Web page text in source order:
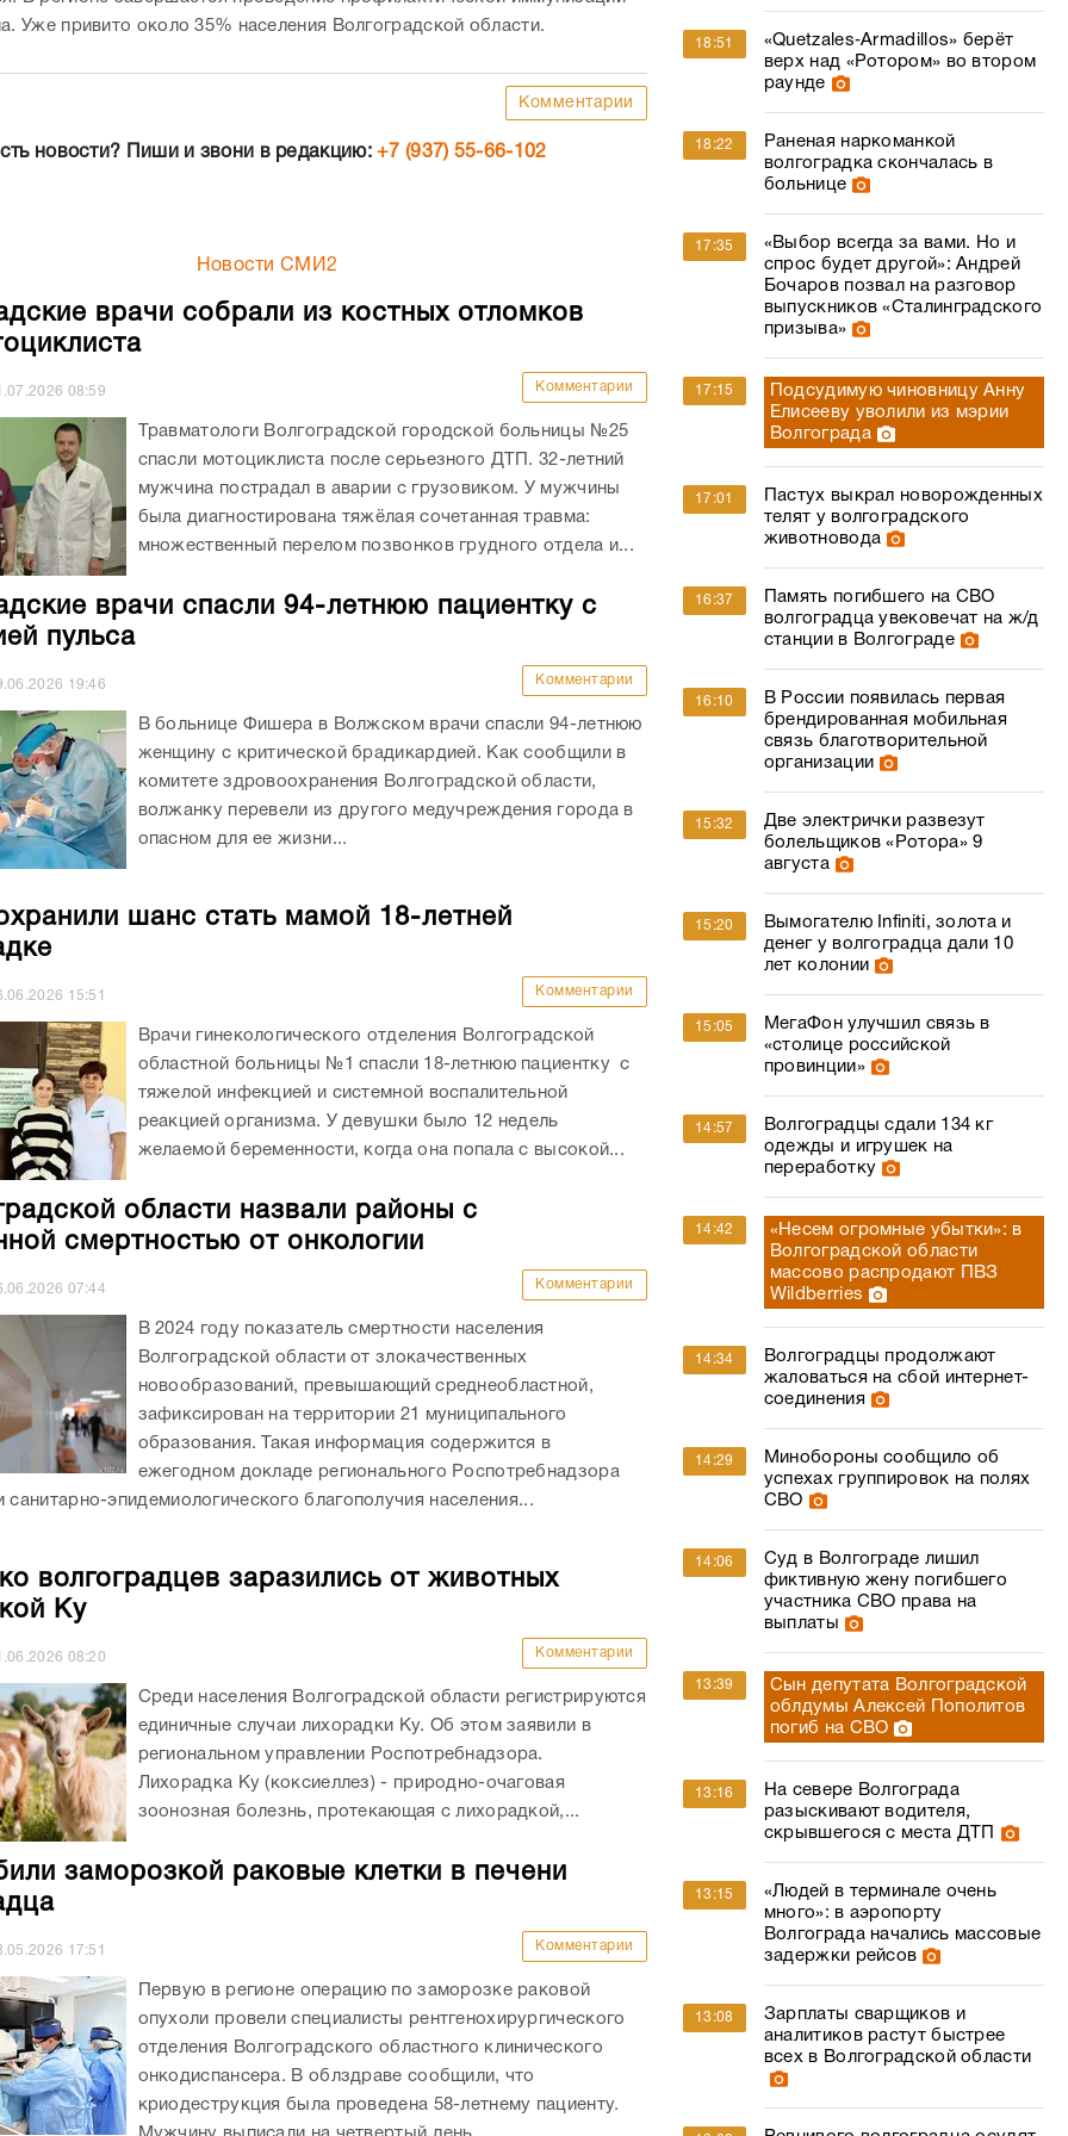
Уже привито около 35% населения Волгоградской области.
Комментарии
новости? Пиши и звони в редакцию:+7 (937) 55-66-102
Новости СМИ2
врачи собрали из костных отломков
08:59 Комментарии
Травматологи Волгоградской городской больницы №25
спасли мотоциклиста после серьезного ДТП. 32-летний
мужчина пострадал в аварии с грузовиком. У мужчины
была диагностирована тяжёлая сочетанная травма:
множественный перелом позвонков грудного отдела и...
врачи спасли 94-летнюю пациентку с
пульса
19:46 Комментарии
В больнице Фишера в Волжском врачи спасли 94-летнюю
женщину с критической брадикардией. Как сообщили в
комитете здровоохранения Волгоградской области,
волжанку перевели из другого медучреждения города в
опасном для ее жизни...
шанс стать мамой 18-летней
15:51 Комментарии
Врачи гинекологического отделения Волгоградской
областной больницы №1 спасли 18-летнюю пациентку с
тяжелой инфекцией и системной воспалительной
реакцией организма. У девушки было 12 недель
желаемой беременности, когда она попала с высокой...
области назвали районы с
смертностью от онкологии
07:44 Комментарии
В 2024 году показатель смертности населения
Волгоградской области от злокачественных
новообразований, превышающий среднеобластной,
зафиксирован на территории 21 муниципального
образования. Такая информация содержится в
ежегодном докладе регионального Роспотребнадзора
санитарно-эпидемиологического благополучия населения...
волгоградцев заразились от животных
Ку
08:20 Комментарии
Среди населения Волгоградской области регистрируются
единичные случаи лихорадки Ку. Об этом заявили в
региональном управлении Роспотребнадзора.
Лихорадка Ку (коксиеллез) - природно-очаговая
зоонозная болезнь, протекающая с лихорадкой,...
заморозкой раковые клетки в печени
17:51 Комментарии
Первую в регионе операцию по заморозке раковой
опухоли провели специалисты рентгенохирургического
отделения Волгоградского областного клинического
онкодиспансера. В облздраве сообщили, что
криодеструкция была проведена 58-летнему пациенту.
18:51
«Quetzales‑Armadillos» берёт
верх над «Ротором» во втором
раунде
18:22
Раненая наркоманкой
волгоградка скончалась в
больнице
17:35
«Выбор всегда за вами. Но и
спрос будет другой»: Андрей
Бочаров позвал на разговор
выпускников «Сталинградского
призыва»
17:15
Подсудимую чиновницу Анну
Елисееву уволили из мэрии
Волгограда
17:01
Пастух выкрал новорожденных
телят у волгоградского
животновода
16:37
Память погибшего на СВО
волгоградца увековечат на ж/д
станции в Волгограде
16:10
В России появилась первая
брендированная мобильная
связь благотворительной
организации
15:32
Две электрички развезут
болельщиков «Ротора» 9
августа
15:20
Вымогателю Infiniti, золота и
денег у волгоградца дали 10
лет колонии
15:05
МегаФон улучшил связь в
«столице российской
провинции»
14:57
Волгоградцы сдали 134 кг
одежды и игрушек на
переработку
14:42
«Несем огромные убытки»: в
Волгоградской области
массово распродают ПВЗ
Wildberries
14:34
Волгоградцы продолжают
жаловаться на сбой интернет-
соединения
14:29
Минобороны сообщило об
успехах группировок на полях
СВО
14:06
Суд в Волгограде лишил
фиктивную жену погибшего
участника СВО права на
выплаты
13:39
Сын депутата Волгоградской
облдумы Алексей Пополитов
погиб на СВО
13:16
На севере Волгограда
разыскивают водителя,
скрывшегося с места ДТП
13:15
«Людей в терминале очень
много»: в аэропорту
Волгограда начались массовые
задержки рейсов
13:08
Зарплаты сварщиков и
аналитиков растут быстрее
всех в Волгоградской области